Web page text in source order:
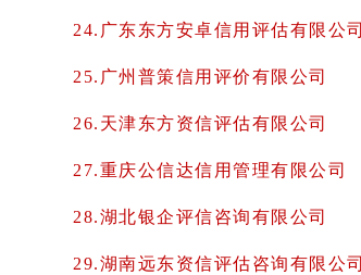
24.广东东方安卓信用评估有限公司
25.广州普策信用评价有限公司
26.天津东方资信评估有限公司
27.重庆公信达信用管理有限公司
28.湖北银企评信咨询有限公司
29.湖南远东资信评估咨询有限公司